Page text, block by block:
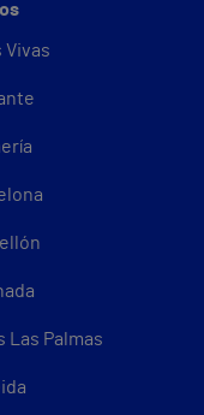
Vivas
Las Palmas